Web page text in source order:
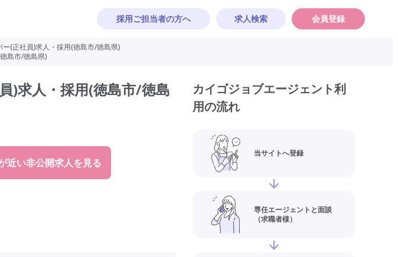
採用ご担当者の方へ 求人検索 会員登録
(正社員)求人・採用(徳島市/徳島県)
島市/徳島県)
)求人・採用(徳島市/徳島
カイゴジョブエージェント利
用の流れ
当サイトへ登録
専任エージェントと面談
（求職者様）